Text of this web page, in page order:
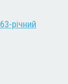
річний